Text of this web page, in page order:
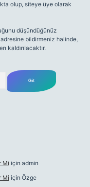
olup, siteye üye olarak
düşündüğünüz
adresine bildirmeniz halinde,
kaldırılacaktır.
Mi için admin
Mi için Özge